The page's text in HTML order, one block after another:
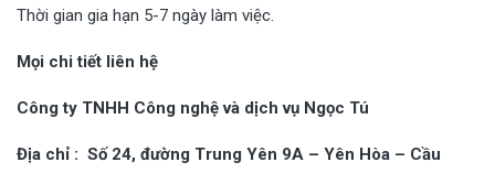
Thời gian gia hạn 5-7 ngày làm việc.
Mọi chi tiết liên hệ
Công ty TNHH Công nghệ và dịch vụ Ngọc Tú
Địa chỉ : Số 24, đường Trung Yên 9A – Yên Hòa – Cầu